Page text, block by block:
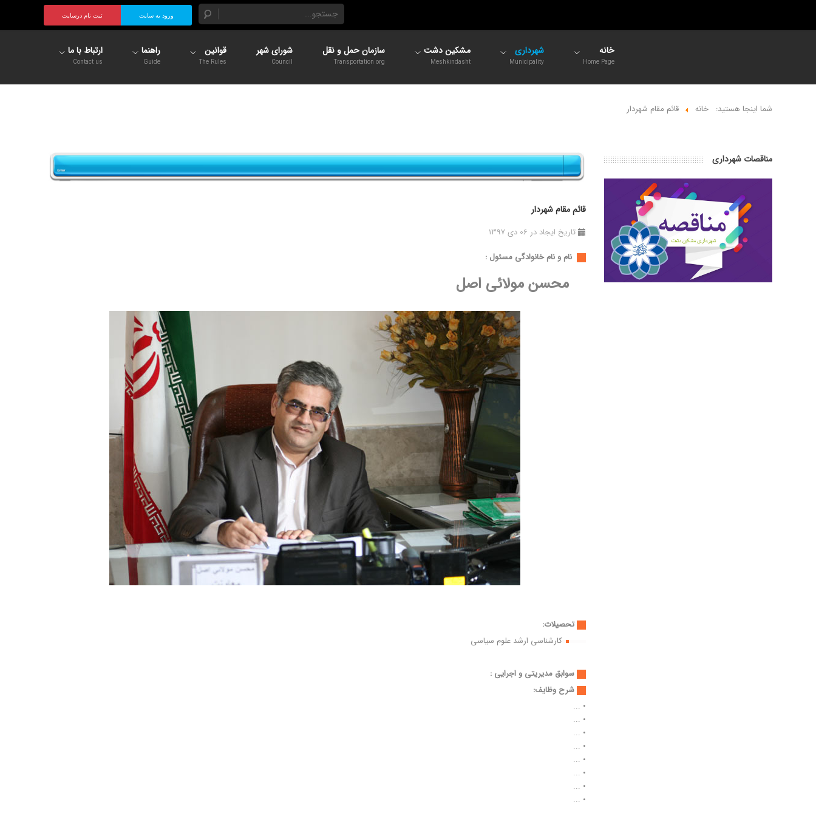
ورود به سایت ثبت نام درسایت
خانه
Home Page
شهرداری
Municipality
مشکین دشت
Meshkindasht
سازمان حمل و نقل
Transportation org
شورای شهر
Council
قوانین
The Rules
راهنما
Guide
ارتباط با ما
Contact us
شما اینجا هستید: خانه قائم مقام شهردار
قائم مقام شهردار
تاریخ ایجاد در 06 دی 1397
نام و نام خانوادگی مسئول :
محسن مولائی اصل
تحصیلات:
کارشناسی ارشد علوم سیاسی
سوابق مدیریتی و اجرایی :
شرح وظایف:
• ...
• ...
• ...
• ...
• ...
• ...
• ...
• ...
مناقصات شهرداری